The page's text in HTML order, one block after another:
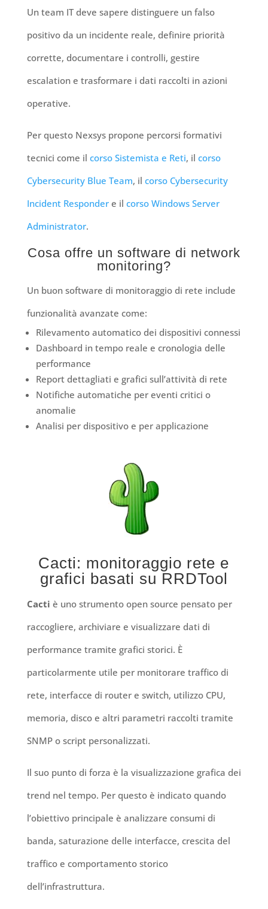
Un team IT deve sapere distinguere un falso
positivo da un incidente reale, definire priorità
corrette, documentare i controlli, gestire
escalation e trasformare i dati raccolti in azioni
operative.
Per questo Nexsys propone percorsi formativi
tecnici come il corso Sistemista e Reti, il corso
Cybersecurity Blue Team, il corso Cybersecurity
Incident Responder e il corso Windows Server
Administrator.
Cosa offre un software di network
monitoring?
Un buon software di monitoraggio di rete include
funzionalità avanzate come:
Rilevamento automatico dei dispositivi connessi
Dashboard in tempo reale e cronologia delle
performance
Report dettagliati e grafici sull’attività di rete
Notifiche automatiche per eventi critici o
anomalie
Analisi per dispositivo e per applicazione
Cacti: monitoraggio rete e
grafici basati su RRDTool
Cacti è uno strumento open source pensato per
raccogliere, archiviare e visualizzare dati di
performance tramite grafici storici. È
particolarmente utile per monitorare traffico di
rete, interfacce di router e switch, utilizzo CPU,
memoria, disco e altri parametri raccolti tramite
SNMP o script personalizzati.
Il suo punto di forza è la visualizzazione grafica dei
trend nel tempo. Per questo è indicato quando
l’obiettivo principale è analizzare consumi di
banda, saturazione delle interfacce, crescita del
traffico e comportamento storico
dell’infrastruttura.